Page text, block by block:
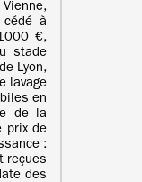
à
€,
stade
Lyon,
lavage
en
de la
prix de
:
reçues
des